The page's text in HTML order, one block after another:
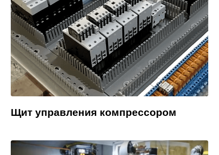
Щит управления компрессором